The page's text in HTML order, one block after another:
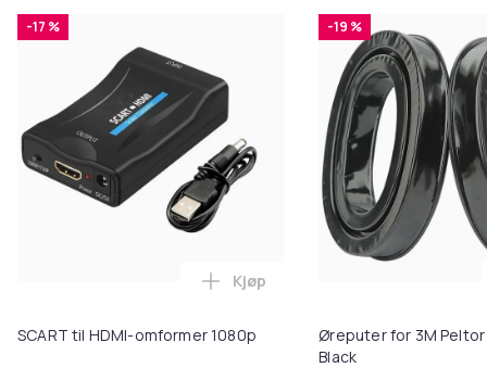
-17 %
SCART til HDMI-omformer 1080p
Legg SCART til HDMI-omformer
Kjøp
-19 %
Øreputer for 3M Peltor
Black